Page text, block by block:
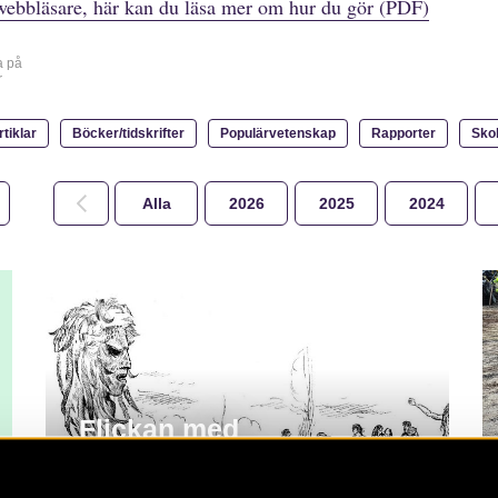
här kan du läsa mer om hur du gör (PDF)
på
Böcker/tidskrifter Populärvetenskap Rapporter
Alla 2026 2025 2024
Flickan med